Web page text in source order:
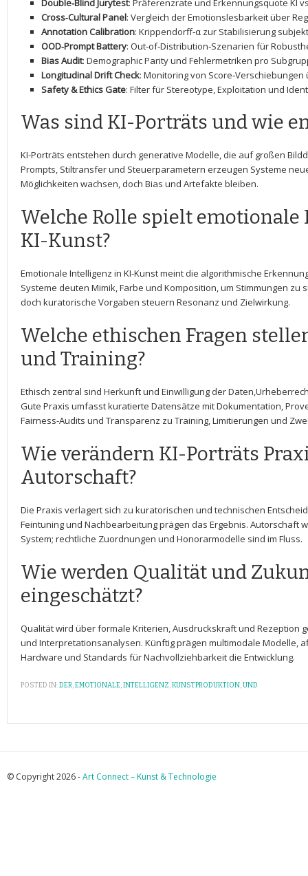
Double‑Blind Jurytest: Präferenzrate und Erkennungsquote KI‍
Cross‑Cultural Panel: ⁤Vergleich ‍der Emotionslesbarkeit über‌
Annotation Calibration: Krippendorff‑α zur Stabilisierung
OOD‑Prompt Battery: Out‑of‑Distribution‑Szenarien für
Bias Audit: Demographic Parity ‍und⁢ Fehlermetriken pro
Longitudinal Drift Check: Monitoring von Score‑Verschiebungen
Safety & ‍Ethics​ Gate: Filter für ⁤Stereotype, Exploitation ​und
Was sind KI-Porträts und​ wie
KI-Porträts entstehen durch generative Modelle, die auf großen
Prompts, Stiltransfer und Steuerparametern erzeugen​ Systeme
Möglichkeiten wachsen, doch Bias‍ und Artefakte bleiben.
Welche Rolle spielt
KI-Kunst?
Emotionale Intelligenz in KI-Kunst meint ‍die algorithmische
Systeme deuten ‍Mimik, Farbe und Komposition, um Stimmungen zu‍
doch kuratorische Vorgaben steuern Resonanz und Zielwirkung.
Welche ethischen Fragen
und Training?
Ethisch zentral sind Herkunft und Einwilligung der
Gute Praxis umfasst kuratierte Datensätze mit‍ Dokumentation,
Fairness-Audits und Transparenz zu Training, Limitierungen und
Wie verändern KI-Porträts
Autorschaft?
Die Praxis‌ verlagert sich zu kuratorischen und technischen
Feintuning und Nachbearbeitung prägen das Ergebnis. Autorschaft
System; rechtliche ‍Zuordnungen und Honorarmodelle sind im Fluss.
Wie werden Qualität und
eingeschätzt?
Qualität wird über formale Kriterien, ⁣Ausdruckskraft und Rezeption
und Interpretationsanalysen. Künftig prägen⁤ multimodale Modelle,
Hardware und Standards für Nachvollziehbarkeit die Entwicklung.
POSTED IN:DER,EMOTIONALE,INTELLIGENZ,KUNSTPRODUKTION,UND
© Copyright 2026 -Art Connect – Kunst & Technologie